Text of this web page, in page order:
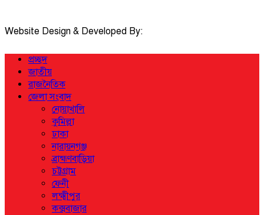
Website Design & Developed By:
প্রচ্ছদ
জাতীয়
রাজনৈতিক
জেলা সংবাদ
নোয়াখালি
কুমিল্লা
ঢাকা
নারায়নগঞ্জ
ব্রাহ্মণবাড়িয়া
চট্টগ্রাম
ফেনী
লক্ষ্মীপুর
কক্সবাজার